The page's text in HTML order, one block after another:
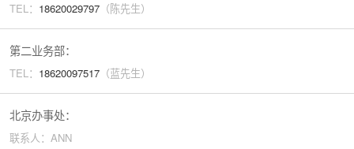
TEL： 18620029797（陈先生）
第二业务部：
TEL： 18620097517（蓝先生）
北京办事处：
联系人：ANN